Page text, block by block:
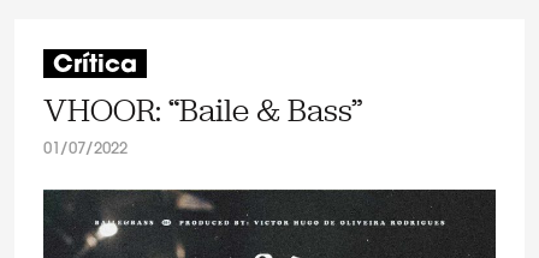
Crítica
VHOOR: “Baile & Bass”
01/07/2022